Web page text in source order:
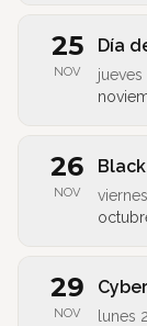
25
NOV
Día
26
NOV
29
NOV lunes